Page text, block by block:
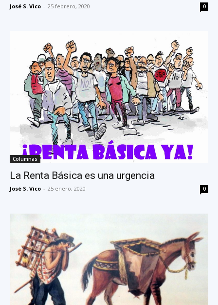
José S. Vico - 25 febrero, 2020 0
Columnas
La Renta Básica es una urgencia
José S. Vico - 25 enero, 2020 0